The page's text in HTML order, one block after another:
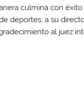
culmina con
deportes, a su
al juez